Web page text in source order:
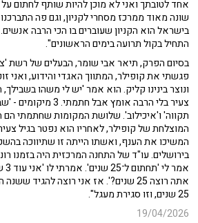
עוד הוסיף: "הייתה לי חנות נוספת במדרחוב
שם, ואז פתחו את קניון מלחה בתחילת שנות
הראשונים שחתמנו, מנכ"ל הקניון בזמנו היה
להראות לעזריאלי תוצאות, בואו תחתמו'. עורך
הוא אמר 'יש לך פה 76 עמודים של
אחד לטובתך ואני לא מוכן להיות שותף לחתום
שונה מאוד ממרכז מסחרי לקניון, וגם פה התברכנו
בישראל הוא הקניון שעוברים בו הכי הרבה
התחיל בקול תרועה בימים הראשונים".
בסיום הפרק, תיאר אבי שומר, הבעלים של רשת
פגשתי את קופילר, המתווך האגדי והידוע, ואני
ונוצר בינינו קליק. הוא אמר 'יש לי משהו
צעיר בלי הרבה אומץ אבל
תקווה' ו'איכילוב'. שלושת המקומות שחתמתי הם
המוצלחת של קופילר, לאחריו הוא נפטר בגיל
המשיכו את הענף, ואשתו הייתה זו שתיווכה